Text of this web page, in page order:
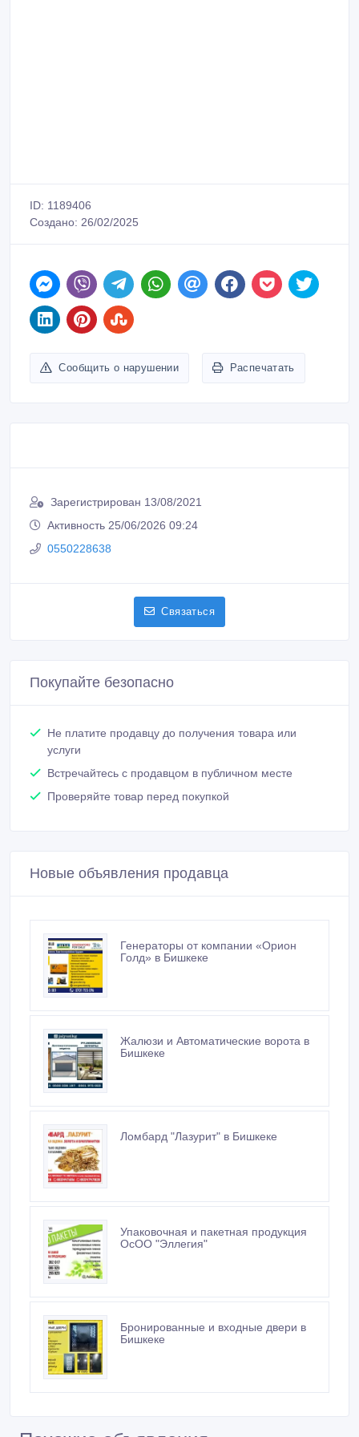
ID: 1189406
Создано: 26/02/2025
Сообщить о нарушении Распечатать
Зарегистрирован 13/08/2021
Активность 25/06/2026 09:24
0550228638
Связаться
Покупайте безопасно
Не платите продавцу до получения товара или
услуги
Встречайтесь с продавцом в публичном месте
Проверяйте товар перед покупкой
Новые объявления продавца
Генераторы от компании «Орион
Голд» в Бишкеке
Жалюзи и Автоматические ворота в
Бишкеке
Ломбард "Лазурит" в Бишкеке
Упаковочная и пакетная продукция
ОсОО "Эллегия"
Бронированные и входные двери в
Бишкеке